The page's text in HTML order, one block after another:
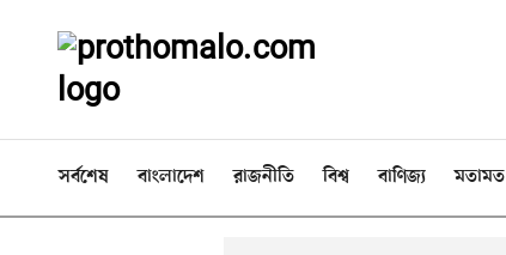
সর্বশেষ বাংলাদেশ রাজনীতি বিশ্ব বাণিজ্য মতামত